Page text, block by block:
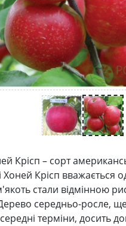
Крісп – сорт
Хоней Крісп вважається
стали відмінною
середньо-росле,
середні терміни, досить